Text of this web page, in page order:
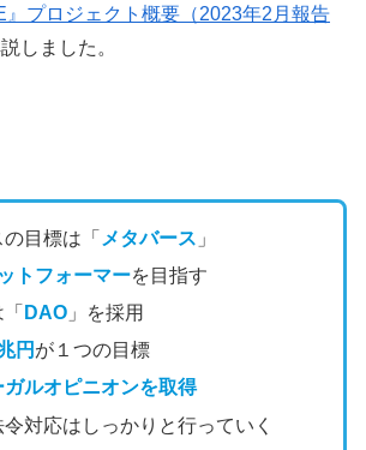
』プロジェクト概要（2023年2月報告
しました。
目標は「 メタバース 」
トフォーマーを目指す
DAO 」を採用
円 が１つの目標
ガルオピニオンを取得
対応はしっかりと行っていく